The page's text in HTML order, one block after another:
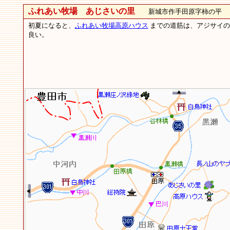
ふれあい牧場 あじさいの里新城市作手田原字柿の平
初夏になると、 ふれあい牧場高原ハウス までの道筋は、アジサイ
良い。